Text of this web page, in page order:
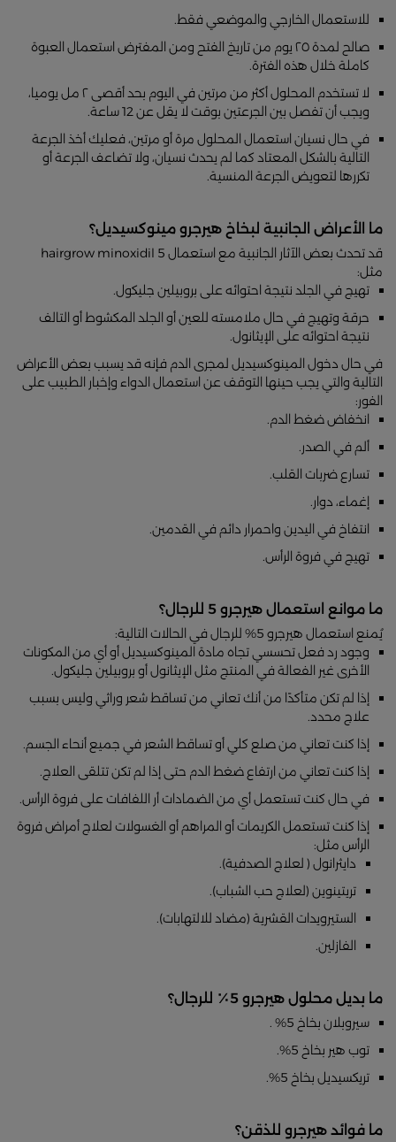
للاستعمال الخارجي والموضعي فقط.
صالح لمدة ٢٥ يوم من تاريخ الفتح ومن المفترض استعمال العبوة
كاملة خلال هذه الفترة.
لا تستخدم المحلول أكثر من مرتين في اليوم بحد أقصى ٢ مل يوميا،
ويجب أن تفصل بين الجرعتين بوقت لا يقل عن 12 ساعة.
في حال نسيان استعمال المحلول مرة أو مرتين، فعليك أخذ الجرعة
التالية بالشكل المعتاد كما لم يحدث نسيان، ولا تضاعف الجرعة أو
تكررها لتعويض الجرعة المنسية.
ما الأعراض الجانبية لبخاخ هيرجرو مينوكسيديل؟
قد تحدث بعض الآثار الجانبية مع استعمال hairgrow minoxidil 5
مثل:
تهيج في الجلد نتيجة احتوائه على بروبيلين جليكول.
حرقة وتهيج في حال ملامسته للعين أو الجلد المكشوط أو التالف
نتيجة احتوائه على الإيثانول.
في حال دخول المينوكسيديل لمجرى الدم فإنه قد يسبب بعض الأعراض
التالية والتي يجب حينها التوقف عن استعمال الدواء وإخبار الطبيب على
الفور:
انخفاض ضغط الدم.
ألم في الصدر.
تسارع ضربات القلب.
إغماء، دوار.
انتفاخ في اليدين واحمرار دائم في القدمين.
تهيج في فروة الرأس.
ما موانع استعمال هيرجرو 5 للرجال؟
يُمنع استعمال هيرجرو 5% للرجال في الحالات التالية:
وجود رد فعل تحسسي تجاه مادة المينوكسيديل أو أي من المكونات
الأخرى غير الفعالة في المنتج مثل الإيثانول أو بروبيلين جليكول.
إذا لم تكن متأكدًا من أنك تعاني من تساقط شعر وراثي وليس بسبب
علاج محدد.
إذا كنت تعاني من صلع كلي أو تساقط الشعر في جميع أنحاء الجسم.
إذا كنت تعاني من ارتفاع ضغط الدم حتى إذا لم تكن تتلقى العلاج.
في حال كنت تستعمل أي من الضمادات أر اللفافات على فروة الرأس.
إذا كنت تستعمل الكريمات أو المراهم أو الغسولات لعلاج أمراض فروة
الرأس مثل:
دايثرانول ( لعلاج الصدفية).
تريتينوين (لعلاج حب الشباب).
الستيرويدات القشرية (مضاد للالتهابات).
الفازلين.
ما بديل محلول هيرجرو 5٪ للرجال؟
سيروبلان بخاخ 5% .
توب هير بخاخ 5%.
تريكسيديل بخاخ 5%.
ما فوائد هيرجرو للذقن؟